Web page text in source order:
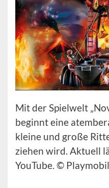
Mit der Spielwelt
beginnt eine
kleine und große
ziehen wird. Aktuell
YouTube. © Playmobil